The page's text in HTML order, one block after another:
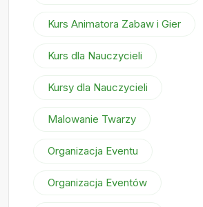
Kurs Animatora Zabaw i Gier
Kurs dla Nauczycieli
Kursy dla Nauczycieli
Malowanie Twarzy
Organizacja Eventu
Organizacja Eventów